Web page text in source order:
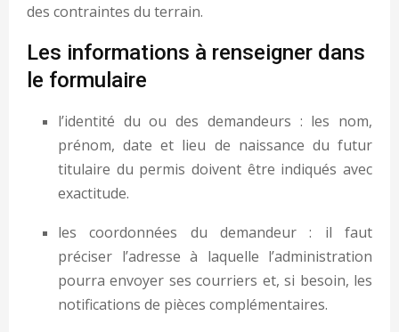
des contraintes du terrain.
Les informations à renseigner dans
le formulaire
l’identité du ou des demandeurs : les nom,
prénom, date et lieu de naissance du futur
titulaire du permis doivent être indiqués avec
exactitude.
les coordonnées du demandeur : il faut
préciser l’adresse à laquelle l’administration
pourra envoyer ses courriers et, si besoin, les
notifications de pièces complémentaires.